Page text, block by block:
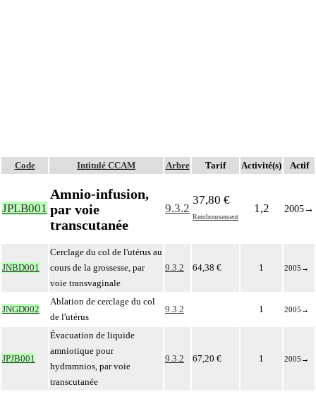
Code Intitulé CCAM Arbre Tarif Activité(s) Actif
JPLB001
Amnio-infusion,
par voie
transcutanée
9.3.2
37,80 €
Remboursement
1,2 2005→
JNBD001
Cerclage du col de l'utérus au
cours de la grossesse, par
voie transvaginale
9.3.2 64,38 € 1 2005 →
JNGD002
Ablation de cerclage du col
de l'utérus
9.3.2 1 2005 →
JPJB001
Évacuation de liquide
amniotique pour
hydramnios, par voie
transcutanée
9.3.2 67,20 € 1 2005 →